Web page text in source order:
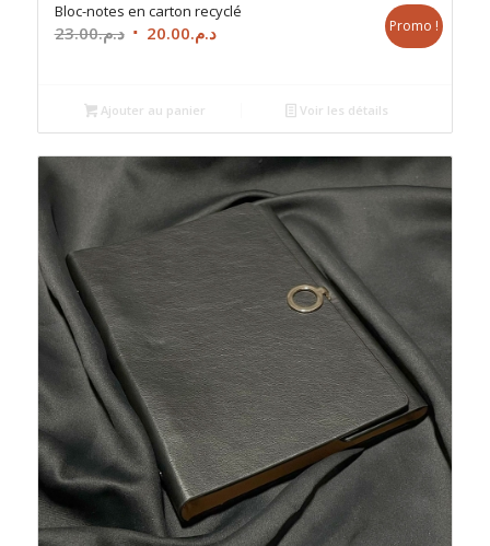
Bloc-notes en carton recyclé
د.م.23.00
Le
était :
د.م.23.00.
د.م.20.00
Le
د.م.20.00.
Promo !
Ajouter au panier Voir les détails